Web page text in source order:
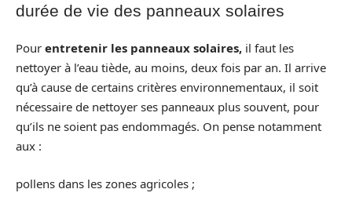
durée de vie des panneaux solaires
Pour entretenir les panneaux solaires, il faut les
nettoyer à l’eau tiède, au moins, deux fois par an. Il arrive
qu’à cause de certains critères environnementaux, il soit
nécessaire de nettoyer ses panneaux plus souvent, pour
qu’ils ne soient pas endommagés. On pense notamment
aux :
pollens dans les zones agricoles ;